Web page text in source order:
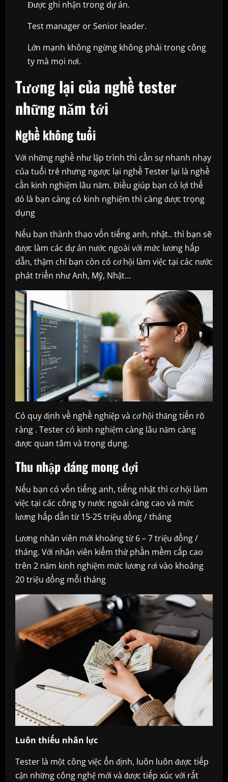
Được ghi nhận trong dự án.
Test manager or Senior leader.
Lớn mạnh không ngừng không phải trong công
ty mà mọi nơi.
Tương lại của nghề tester
những năm tới
Nghề không tuổi
Với những nghề như lập trình thì cần sự nhanh nhạy
của tuổi trẻ nhưng ngược lại nghề Tester lại là nghề
cần kinh nghiệm lâu năm. Điều giúp bạn có lợi thế
đó là bạn càng có kinh nghiệm thì càng được trọng
dụng
Nếu bạn thành thạo vốn tiếng anh, nhật.. thì bạn sẽ
được làm các dự án nước ngoài với mức lương hấp
dẫn, thậm chí bạn còn có cơ hội làm việc tại các nước
phát triển như Anh, Mỹ, Nhật…
Có quy định về nghề nghiệp và cơ hội thăng tiến rõ
ràng . Tester có kinh nghiệm càng lâu năm càng
được quan tâm và trọng dụng.
Thu nhập đáng mong đợi
Nếu bạn có vốn tiếng anh, tiếng nhật thì cơ hội làm
việc tại các công ty nước ngoài càng cao và mức
lương hấp dẫn từ 15-25 triệu đồng / tháng
Lương nhân viên mới khoảng từ 6 – 7 triệu đồng /
tháng. Với nhân viên kiểm thử phần mềm cấp cao
trên 2 năm kinh nghiệm mức lương rơi vào khoảng
20 triệu đồng mỗi tháng
Luôn thiếu nhân lực
Tester là một công việc ổn định, luôn luôn được tiếp
cận những công nghệ mới và được tiếp xúc với rất